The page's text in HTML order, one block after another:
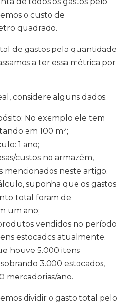
o custo de
quadrado.
de gastos pela quantidade
a ter essa métrica por
considere alguns dados.
No exemplo ele tem
em 100 m²;
1 ano;
custos no armazém,
mencionados neste artigo.
suponha que os gastos
total foram de
um ano;
vendidos no período
estocados atualmente.
houve 5.000 itens
3.000 estocados,
mercadorias/ano.
dividir o gasto total pelo